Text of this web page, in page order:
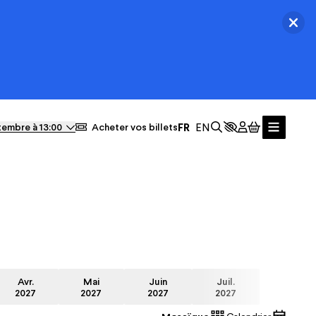
à 13:00 Acheter vos billets
Avr.
2027
Mai
2027
Juin
2027
Juil.
2027